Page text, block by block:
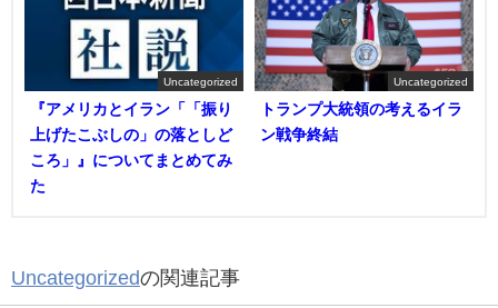
Uncategorized
『アメリカとイラン「「振り
上げたこぶしの」の落としど
ころ」』についてまとめてみ
た
Uncategorized
トランプ大統領の考えるイラ
ン戦争終結
Uncategorizedの関連記事